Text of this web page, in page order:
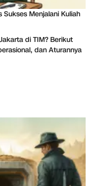
Sukses Menjalani Kuliah
di TIM? Berikut
dan Aturannya